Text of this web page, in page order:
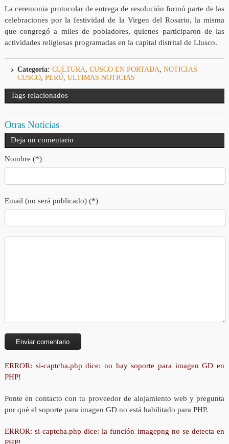
La ceremonia protocolar de entrega de resolución formó parte de las
celebraciones por la festividad de la Virgen del Rosario, la misma
que congregó a miles de pobladores, quienes participaron de las
actividades religiosas programadas en la capital distrital de Llusco.
Categoría: CULTURA, CUSCO EN PORTADA, NOTICIAS
CUSCO, PERÚ, ULTIMAS NOTICIAS
Tags relacionados
Otras Noticias
Deja un comentario
Nombre (*)
Email (no será publicado) (*)
ERROR: si-captcha.php dice: no hay soporte para imagen GD en
PHP!
Ponte en contacto con tu proveedor de alojamiento web y pregunta
por qué el soporte para imagen GD no está habilitado para PHP.
ERROR: si-captcha.php dice: la función imagepng no se detecta en